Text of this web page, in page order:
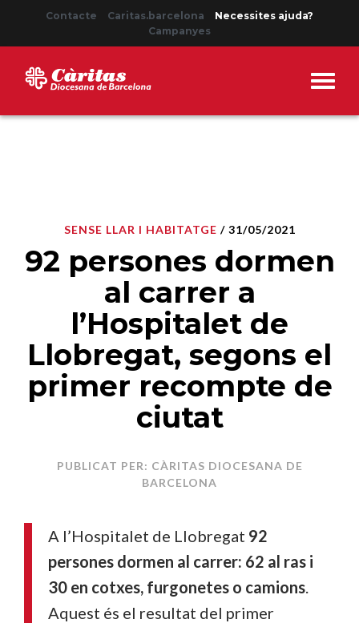
Contacte Caritas.barcelona
Necessites ajuda?
Campanyes
SENSE LLAR I HABITATGE / 31/05/2021
92 persones dormen
al carrer a
l’Hospitalet de
Llobregat, segons el
primer recompte de
ciutat
PUBLICAT PER: CÀRITAS DIOCESANA DE
BARCELONA
A l’Hospitalet de Llobregat 92
persones dormen al carrer: 62 al ras i
30 en cotxes, furgonetes o camions.
Aquest és el resultat del primer